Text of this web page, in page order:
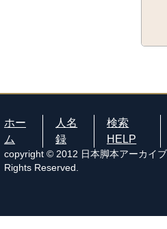
ホー
ム
人名
録
検索
HELP
copyright © 2012 日本脚本アーカイ
Rights Reserved.